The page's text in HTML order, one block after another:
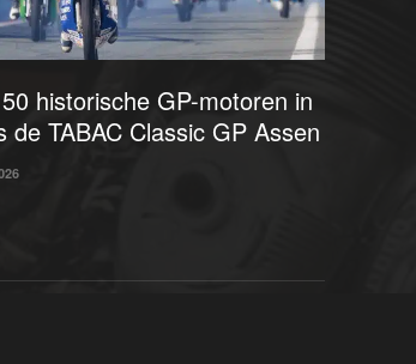
historische GP-motoren in
de TABAC Classic GP Assen